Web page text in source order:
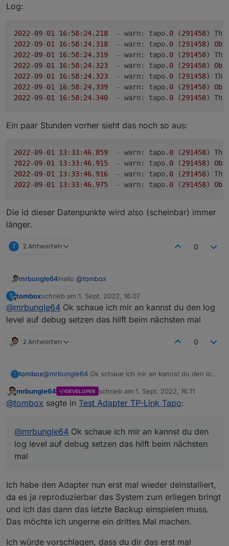
Die Tapo App Zugangsdaten eingeben
Steuern
tapo.0.id.remote auf true setzen steuert den
jeweiligen Befehl
Steckdose und Kamerasteuerung aktivieren
App auf Handy aufrufen
"Kompatibilität mit Drittanbietern" auf "ON"
Log:
2022-09-01 16: 58: 24.218
  - warn: tapo.
0 (291458)
2022-09-01 16: 58: 24.318
  - warn: tapo.
0 (291458)
2022-09-01 16: 58: 24.319
  - warn: tapo.
0 (291458)
2022-09-01 16: 58: 24.323
  - warn: tapo.
0 (291458)
2022-09-01 16: 58: 24.323
  - warn: tapo.
0 (291458)
2022-09-01 16: 58: 24.339
  - warn: tapo.
0 (291458)
2022-09-01 16: 58: 24.340
  - warn: tapo.
0 (291458)
Ein paar Stunden vorher sieht das noch so aus:
2022-09-01 13: 33:46.859
  - warn: tapo.
0 (291458)
2022-09-01 13: 33:46.915
  - warn: tapo.
0 (291458)
2022-09-01 13: 33:46.916
  - warn: tapo.
0 (291458)
2022-09-01 13: 33:46.975
  - warn: tapo.
0 (291458)
Die id dieser Datenpunkte wird also (scheinbar) immer
länger.
T 2 Antworten 0
mrbungle64Hallo @tombox
erst mal vielen Dank für den Adapter
Ich habe den Adapter installiert und mal mit einem
Das läuft auch erst mal soweit ganz gut.
Irgendwann fängt der Adapter aber scheinbar
2022-09-01 16:58:24.218  - warn:
2022-09-01 16:58:24.318  - warn: tapo.0
2022-09-01 16:58:24.319  - warn:
2022-09-01 16:58:24.323  - warn: tapo.0
2022-09-01 16:58:24.339  - warn: tapo.0
Ein paar Stunden vorher sieht das noch so aus:
2022-09-01 13:33:46.916  - warn:
Die id dieser Datenpunkte wird also (scheinbar)
immer länger.
T
Offline
tomboxschrieb am 1. Sept. 2022, 16:07
zuletzt editiert von
@mrbungle64 Ok schaue ich mir an kannst du den log
level auf debug setzen das hilft beim nächsten mal
2 Antworten 0
T tombox@mrbungle64 Ok schaue ich mir an kannst du den log
Offline
mrbungle64 DEVELOPER schrieb am 1. Sept. 2022, 16:11
zuletzt editiert von
@tombox sagte in Test Adapter TP-Link Tapo:
@mrbungle64 Ok schaue ich mir an kannst du den
log level auf debug setzen das hilft beim nächsten
mal
Ich habe den Adapter nun erst mal wieder deinstalliert,
da es ja reproduzierbar das System zum erliegen bringt
und ich das dann das letzte Backup einspielen muss.
Das möchte ich ungerne ein drittes Mal machen.
Ich würde vorschlagen, dass du dir das erst mal